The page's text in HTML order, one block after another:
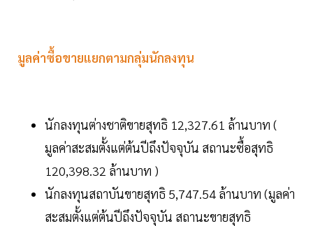
มูลค่าซื้อขายแยกตามกลุ่มนักลงทุน
นักลงทุนต่างชาติขายสุทธิ 12,327.61 ล้านบาท (
มูลค่าสะสมตั้งแต่ต้นปีถึงปัจจุบัน สถานะซื้อสุทธิ
120,398.32 ล้านบาท )
นักลงทุนสถาบันขายสุทธิ 5,747.54 ล้านบาท (มูลค่า
สะสมตั้งแต่ต้นปีถึงปัจจุบัน สถานะขายสุทธิ